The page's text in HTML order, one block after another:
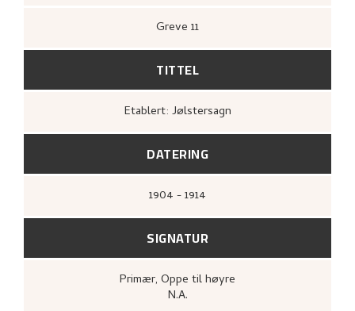
Greve 11
TITTEL
Etablert: Jølstersagn
DATERING
1904 - 1914
SIGNATUR
Primær, Oppe til høyre
N.A.